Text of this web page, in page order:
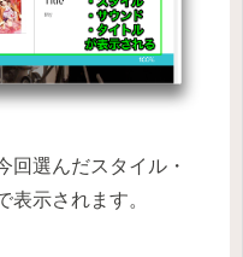
回選んだスタイル・
表示されます。